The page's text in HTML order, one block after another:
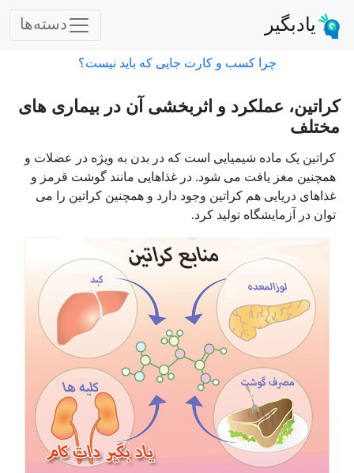
یادبگیر دسته‌ها
چرا کسب و کارت جایی که باید نیست؟
کراتین، عملکرد و اثربخشی آن در بیماری های
مختلف
کراتین یک ماده شیمیایی است که در بدن به ویژه در عضلات و
همچنین مغز یافت می شود. در غذاهایی مانند گوشت قرمز و
غذاهای دریایی هم کراتین وجود دارد و همچنین کراتین را می
توان در آزمایشگاه تولید کرد.